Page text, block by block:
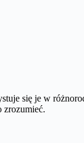
się je w
zrozumieć.